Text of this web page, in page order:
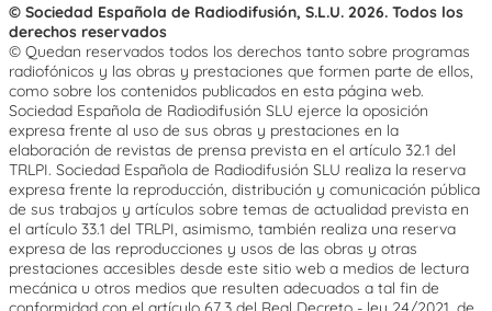
© Sociedad Española de Radiodifusión, S.L.U. 2026. Todos los
derechos reservados
© Quedan reservados todos los derechos tanto sobre programas
radiofónicos y las obras y prestaciones que formen parte de ellos,
como sobre los contenidos publicados en esta página web.
Sociedad Española de Radiodifusión SLU ejerce la oposición
expresa frente al uso de sus obras y prestaciones en la
elaboración de revistas de prensa prevista en el artículo 32.1 del
TRLPI. Sociedad Española de Radiodifusión SLU realiza la reserva
expresa frente la reproducción, distribución y comunicación pública
de sus trabajos y artículos sobre temas de actualidad prevista en
el artículo 33.1 del TRLPI, asimismo, también realiza una reserva
expresa de las reproducciones y usos de las obras y otras
prestaciones accesibles desde este sitio web a medios de lectura
mecánica u otros medios que resulten adecuados a tal fin de